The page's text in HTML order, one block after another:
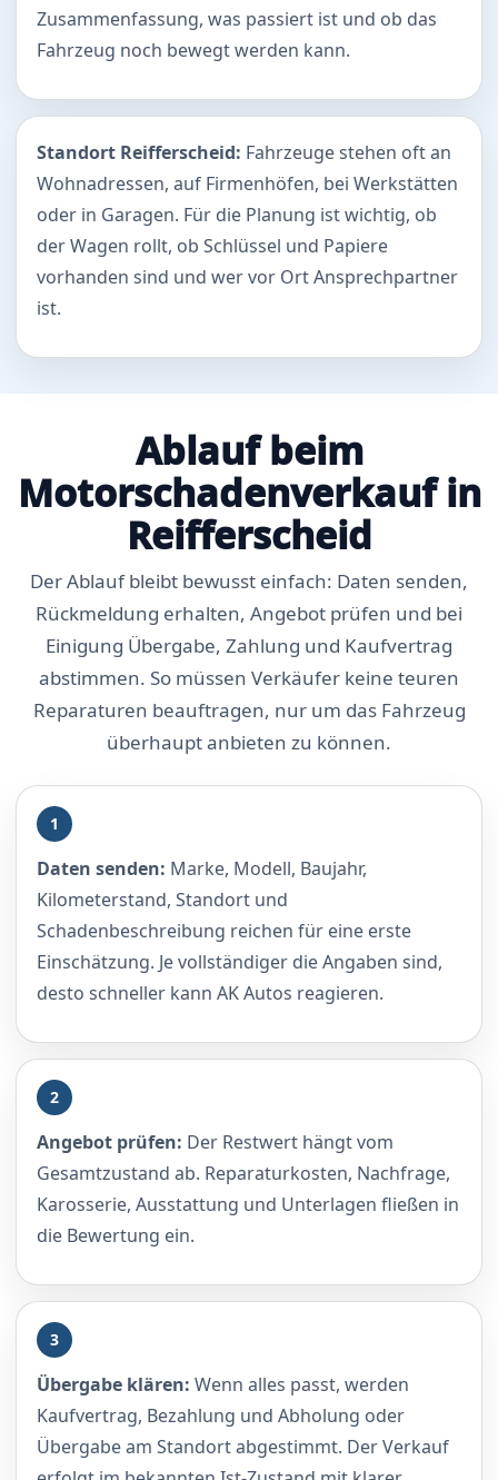
Zusammenfassung, was passiert ist und ob das
Fahrzeug noch bewegt werden kann.
Standort Reifferscheid: Fahrzeuge stehen oft an
Wohnadressen, auf Firmenhöfen, bei Werkstätten
oder in Garagen. Für die Planung ist wichtig, ob
der Wagen rollt, ob Schlüssel und Papiere
vorhanden sind und wer vor Ort Ansprechpartner
ist.
Ablauf beim
Motorschadenverkauf in
Reifferscheid
Der Ablauf bleibt bewusst einfach: Daten senden,
Rückmeldung erhalten, Angebot prüfen und bei
Einigung Übergabe, Zahlung und Kaufvertrag
abstimmen. So müssen Verkäufer keine teuren
Reparaturen beauftragen, nur um das Fahrzeug
überhaupt anbieten zu können.
1
Daten senden: Marke, Modell, Baujahr,
Kilometerstand, Standort und
Schadenbeschreibung reichen für eine erste
Einschätzung. Je vollständiger die Angaben sind,
desto schneller kann AK Autos reagieren.
2
Angebot prüfen: Der Restwert hängt vom
Gesamtzustand ab. Reparaturkosten, Nachfrage,
Karosserie, Ausstattung und Unterlagen fließen in
die Bewertung ein.
3
Übergabe klären: Wenn alles passt, werden
Kaufvertrag, Bezahlung und Abholung oder
Übergabe am Standort abgestimmt. Der Verkauf